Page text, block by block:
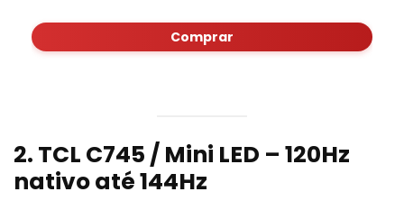
Comprar
2. TCL C745 / Mini LED – 120Hz
nativo até 144Hz